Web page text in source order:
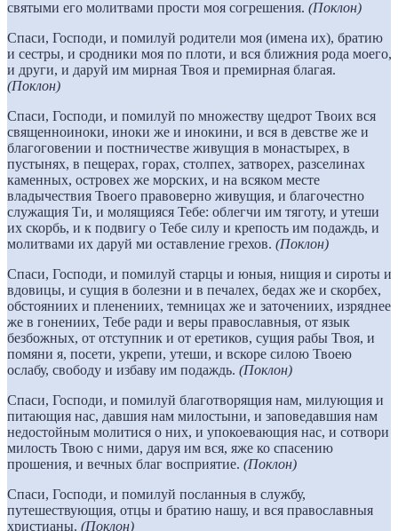
святыми его молитвами прости моя согрешения. (Поклон)
Спаси, Господи, и помилуй родители моя (имена их), братию
и сестры, и сродники моя по плоти, и вся ближния рода моего,
и други, и даруй им мирная Твоя и премирная благая.
(Поклон)
Спаси, Господи, и помилуй по множеству щедрот Твоих вся
священноиноки, иноки же и инокини, и вся в девстве же и
благоговении и постничестве живущия в монастырех, в
пустынях, в пещерах, горах, столпех, затворех, разселинах
каменных, островех же морских, и на всяком месте
владычествия Твоего правоверно живущия, и благочестно
служащия Ти, и молящияся Тебе: облегчи им тяготу, и утеши
их скорбь, и к подвигу о Тебе силу и крепость им подаждь, и
молитвами их даруй ми оставление грехов. (Поклон)
Спаси, Господи, и помилуй старцы и юныя, нищия и сироты и
вдовицы, и сущия в болезни и в печалех, бедах же и скорбех,
обстояниих и пленениих, темницах же и заточениих, изряднее
же в гонениих, Тебе ради и веры православныя, от язык
безбожных, от отступник и от еретиков, сущия рабы Твоя, и
помяни я, посети, укрепи, утеши, и вскоре силою Твоею
ослабу, свободу и избаву им подаждь. (Поклон)
Спаси, Господи, и помилуй благотворящия нам, милующия и
питающия нас, давшия нам милостыни, и заповедавшия нам
недостойным молитися о них, и упокоевающия нас, и сотвори
милость Твою с ними, даруя им вся, яже ко спасению
прошения, и вечных благ восприятие. (Поклон)
Спаси, Господи, и помилуй посланныя в службу,
путешествующия, отцы и братию нашу, и вся православныя
христианы. (Поклон)